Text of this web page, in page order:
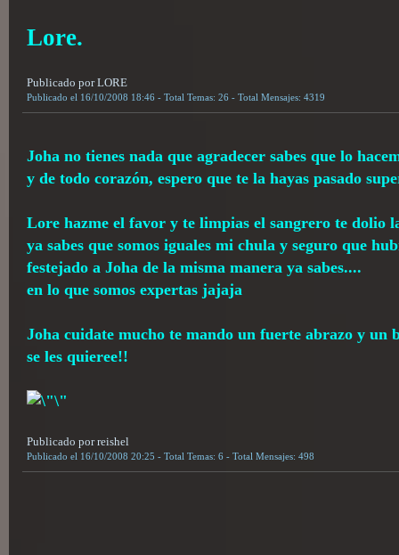
Lore.
Publicado por LORE
Publicado el 16/10/2008 18:46 - Total Temas: 26 - Total Mensajes: 4319
Joha no tienes nada que agradecer sabes que lo
y de todo corazón, espero que te la hayas pasado
Lore hazme el favor y te limpias el sangrero te dolio
ya sabes que somos iguales mi chula y seguro que
festejado a Joha de la misma manera ya sabes....
en lo que somos expertas jajaja
Joha cuidate mucho te mando un fuerte abrazo y un
se les quieree!!
Publicado por reishel
Publicado el 16/10/2008 20:25 - Total Temas: 6 - Total Mensajes: 498